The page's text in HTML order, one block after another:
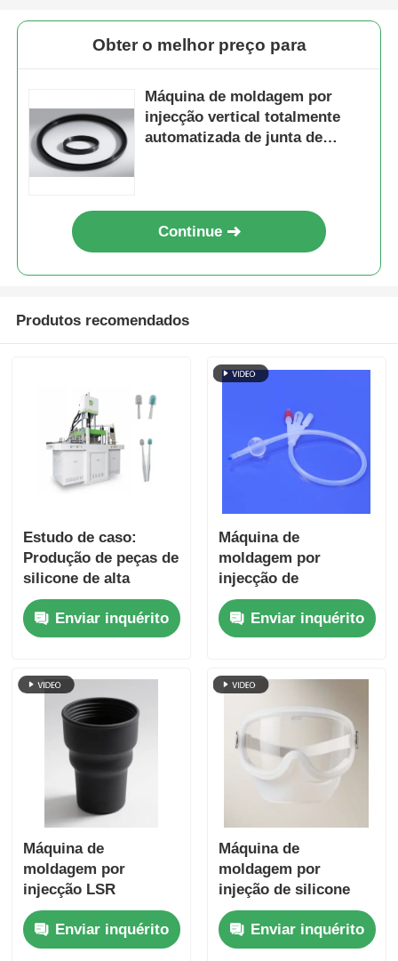
Obter o melhor preço para
Máquina de moldagem por
injecção vertical totalmente
automatizada de junta de
Continue
Produtos recomendados
Estudo de caso:
Produção de peças de
silicone de alta
precisão com
tecnologia LSR
Enviar inquérito
Máquina de
moldagem por
injecção de
deslizamento vertical
LSR Conector de
cateter de três
Enviar inquérito
Máquina de
moldagem por
injecção LSR
totalmente
automática
Enviar inquérito
Máquina de
moldagem por
injeção de silicone
vertical com protetor
facial de silicone de
dupla lâmina
Enviar inquérito